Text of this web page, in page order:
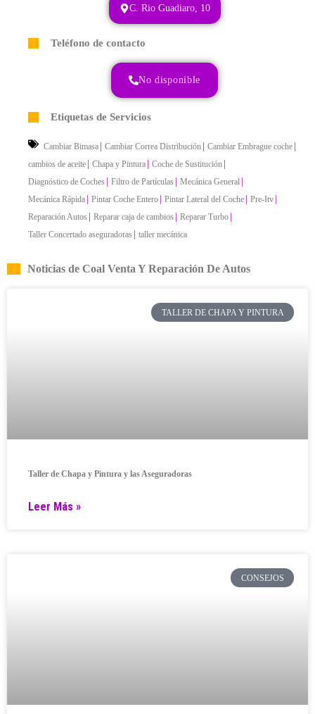
C. Rio Guadiaro, 10
Teléfono de contacto
No disponible
Etiquetas de Servicios
Cambiar Bimasa Cambiar Correa Distribución Cambiar Embrague coche
cambios de aceite Chapa y Pintura Coche de Sustitución
Diagnóstico de Coches Filtro de Partículas Mecánica General
Mecánica Rápida Pintar Coche Entero Pintar Lateral del Coche Pre-Itv
Reparación Autos Reparar caja de cambios Reparar Turbo
Taller Concertado aseguradoras taller mecánica
Noticias de Coal Venta Y Reparación De Autos
TALLER DE CHAPA Y PINTURA
Taller de Chapa y Pintura y las Aseguradoras
Leer Más »
CONSEJOS